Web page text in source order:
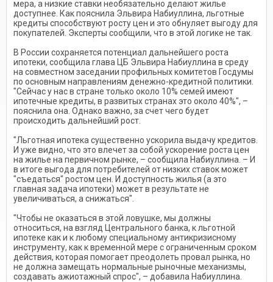
мера, а низкие ставки необязательно делают жилье
доступнее. Как пояснила Эльвира Набиуллина, льготные
кредиты способствуют росту цен и это обнуляет выгоду для
покупателей. Эксперты сообщили, что в этой логике не так.
В России сохраняется потенциал дальнейшего роста
ипотеки, сообщила глава ЦБ Эльвира Набиуллина в среду
на совместном заседании профильных комитетов Госдумы
по основным направлениям денежно-кредитной политики.
"Сейчас у нас в стране только около 10% семей имеют
ипотечные кредиты, в развитых странах это около 40%", –
пояснила она. Однако важно, за счет чего будет
происходить дальнейший рост.
"Льготная ипотека существенно ускорила выдачу кредитов.
И уже видно, что это влечет за собой ускорение роста цен
на жилье на первичном рынке, – сообщила Набиуллина. – И
в итоге выгода для потребителей от низких ставок может
"съедаться" ростом цен. И доступность жилья (а это
главная задача ипотеки) может в результате не
увеличиваться, а снижаться".
"Чтобы не оказаться в этой ловушке, мы должны
относиться, на взгляд Центрального банка, к льготной
ипотеке как и к любому специальному антикризисному
инструменту, как к временной мере с ограниченным сроком
действия, которая помогает преодолеть провал рынка, но
не должна замещать нормальные рыночные механизмы,
создавать ажиотажный спрос", – добавила Набиуллина.